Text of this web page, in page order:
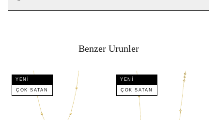
Benzer Urunler
YENI
ÇOK SATAN
YENI
ÇOK SATAN